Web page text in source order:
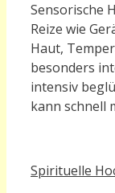
Sensorische
Reize wie
Haut,
besonders
intensiv
kann schnell
Spirituelle